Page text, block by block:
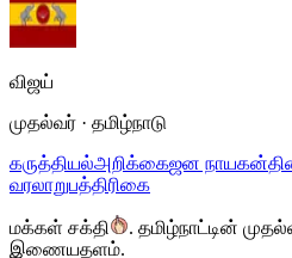
விஜய்
முதல்வர் · தமிழ்நாடு
கருத்தியல்அறிக்கைஜன நாயகன்
வரலாறுபத்திரிகை
மக்கள் சக்தி . தமிழ்நாட்டின்
இணையதளம்.